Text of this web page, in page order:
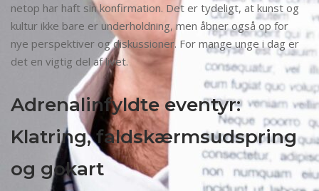
netop har haft sin konfirmation. Det er tydeligt, at kunst og
kultur ikke bare er underholdning, men åbner også op for
nye perspektiver og diskussioner. For mange unge i dag er
det en vigtig del af livet.
Adrenalinfyldte eventyr:
Klatring, faldskærmsudspring
og gokart